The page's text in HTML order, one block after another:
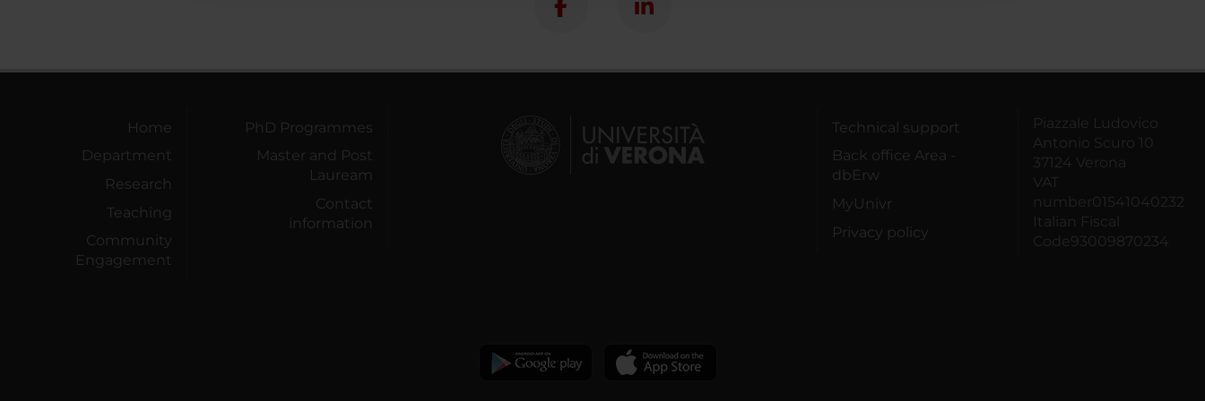
Home
Department
Research
Teaching
Community
Engagement
PhD Programmes
Master and Post
Lauream
Contact
information
Technical support
Back office Area -
dbErw
MyUnivr
Privacy policy
Piazzale Ludovico
Antonio Scuro 10
37124 Verona
VAT
number01541040232
Italian Fiscal
Code93009870234